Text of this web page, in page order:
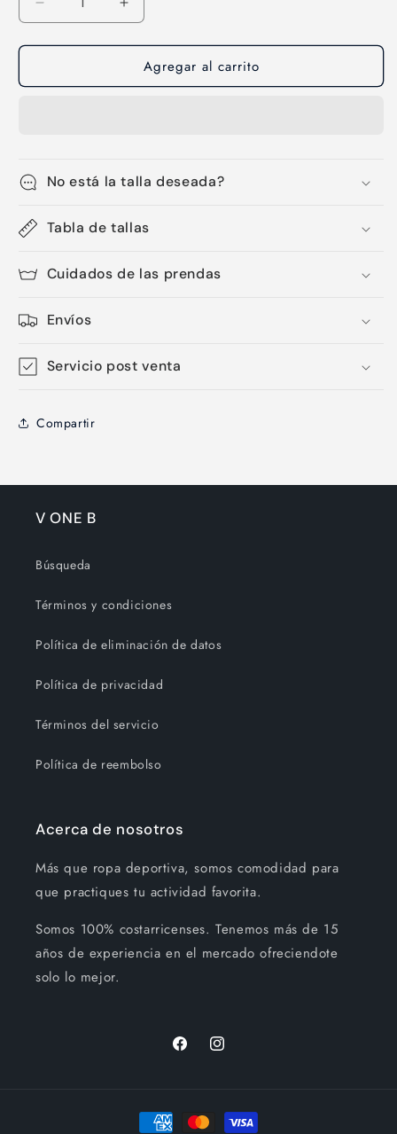
Reducir
cantidad
para
21
Aumentar
cantidad
para
Sombrero-
21
Agregar al carrito
No está la talla deseada?
Tabla de tallas
Cuidados de las prendas
Envíos
Servicio post venta
Compartir
V ONE B
Búsqueda
Términos y condiciones
Política de eliminación de datos
Política de privacidad
Términos del servicio
Política de reembolso
Acerca de nosotros
Más que ropa deportiva, somos comodidad para
que practiques tu actividad favorita.
Somos 100% costarricenses. Tenemos más de 15
años de experiencia en el mercado ofreciendote
solo lo mejor.
FacebookInstagram
Formas